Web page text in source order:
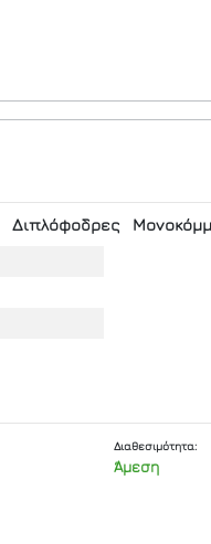
Διπλόφοδρες
Διαθεσιμότητα:
Άμεση